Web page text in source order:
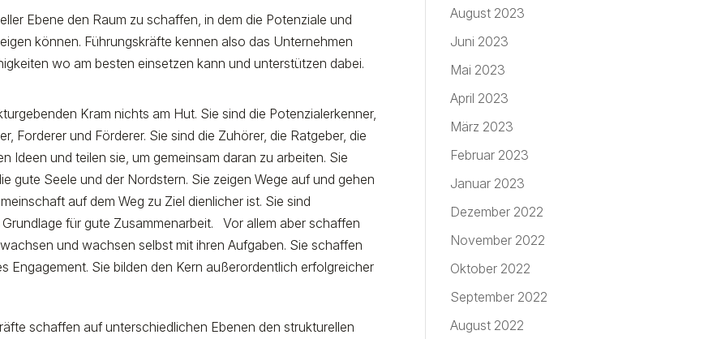
Ebene den Raum zu schaffen, in dem die Potenziale und
können. Führungskräfte kennen also das Unternehmen
wo am besten einsetzen kann und unterstützen dabei.
Kram nichts am Hut. Sie sind die Potenzialerkenner,
Forderer und Förderer. Sie sind die Zuhörer, die Ratgeber, die
Ideen und teilen sie, um gemeinsam daran zu arbeiten. Sie
gute Seele und der Nordstern. Sie zeigen Wege auf und gehen
auf dem Weg zu Ziel dienlicher ist. Sie sind
für gute Zusammenarbeit. Vor allem aber schaffen
und wachsen selbst mit ihren Aufgaben. Sie schaffen
Engagement. Sie bilden den Kern außerordentlich erfolgreicher
schaffen auf unterschiedlichen Ebenen den strukturellen
August 2023
Juni 2023
Mai 2023
April 2023
März 2023
Februar 2023
Januar 2023
Dezember 2022
November 2022
Oktober 2022
September 2022
August 2022